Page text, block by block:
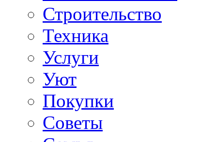
Строительство
Техника
Услуги
Уют
Покупки
Советы